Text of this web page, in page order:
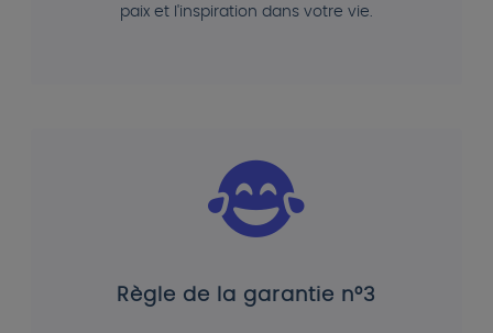
paix et l'inspiration dans votre vie.
Règle de la garantie n°3